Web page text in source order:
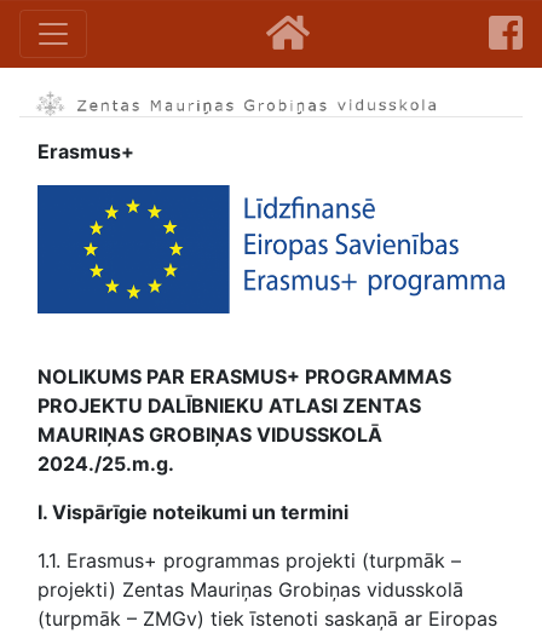
Erasmus+
NOLIKUMS PAR ERASMUS+ PROGRAMMAS
PROJEKTU DALĪBNIEKU ATLASI ZENTAS
MAURIŅAS GROBIŅAS VIDUSSKOLĀ
2024./25.m.g.
I. Vispārīgie noteikumi un termini
1.1. Erasmus+ programmas projekti (turpmāk –
projekti) Zentas Mauriņas Grobiņas vidusskolā
(turpmāk – ZMGv) tiek īstenoti saskaņā ar Eiropas